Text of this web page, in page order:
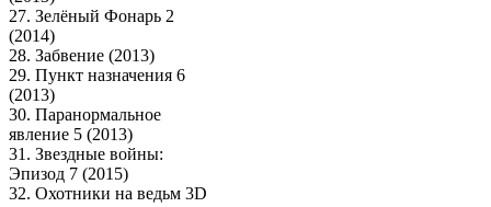
27. Зелёный Фонарь 2
(2014)
28. Забвение (2013)
29. Пункт назначения 6
(2013)
30. Паранормальное
явление 5 (2013)
31. Звездные войны:
Эпизод 7 (2015)
32. Охотники на ведьм 3D